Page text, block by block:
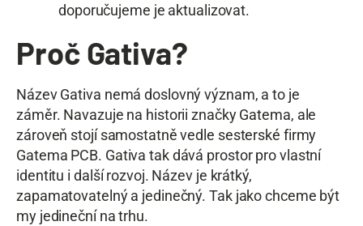
doporučujeme je aktualizovat.
Proč Gativa?
Název Gativa nemá doslovný význam, a to je
záměr. Navazuje na historii značky Gatema, ale
zároveň stojí samostatně vedle sesterské firmy
Gatema PCB. Gativa tak dává prostor pro vlastní
identitu i další rozvoj. Název je krátký,
zapamatovatelný a jedinečný. Tak jako chceme být
my jedineční na trhu.